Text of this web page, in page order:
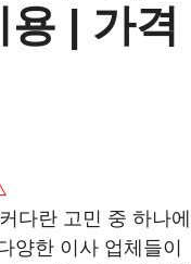
| 가격
다란 고민 중 하나에
양한 이사 업체들이